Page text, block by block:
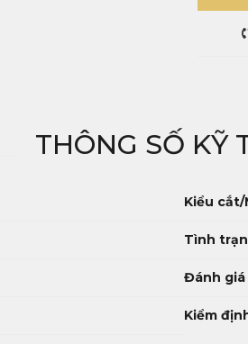
THÔNG SỐ KỸ
Kiểu cắt/
Tình
Đánh giá
Kiểm